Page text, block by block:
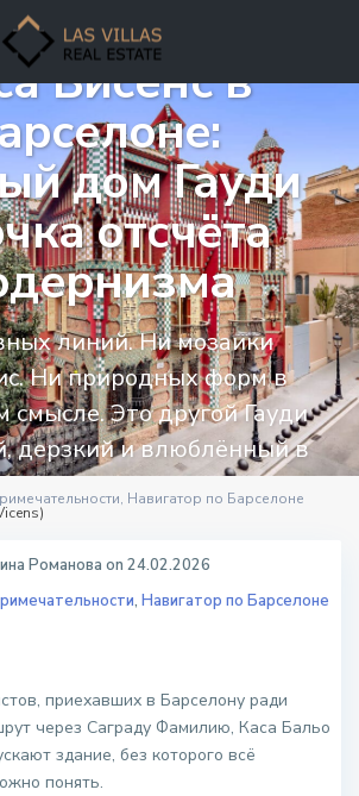
Висенс в
дом Гауди
отсчёта
линий. Ни мозаики
Ни природных форм в
Это другой Гауди
дерзкий и влюблённый в
Восток.
, Навигатор по Барселоне
Романова on 24.02.2026
,Навигатор по Барселоне
приехавших в Барселону ради
через Саграду Фамилию, Каса Бальо
здание, без которого всё
понять.